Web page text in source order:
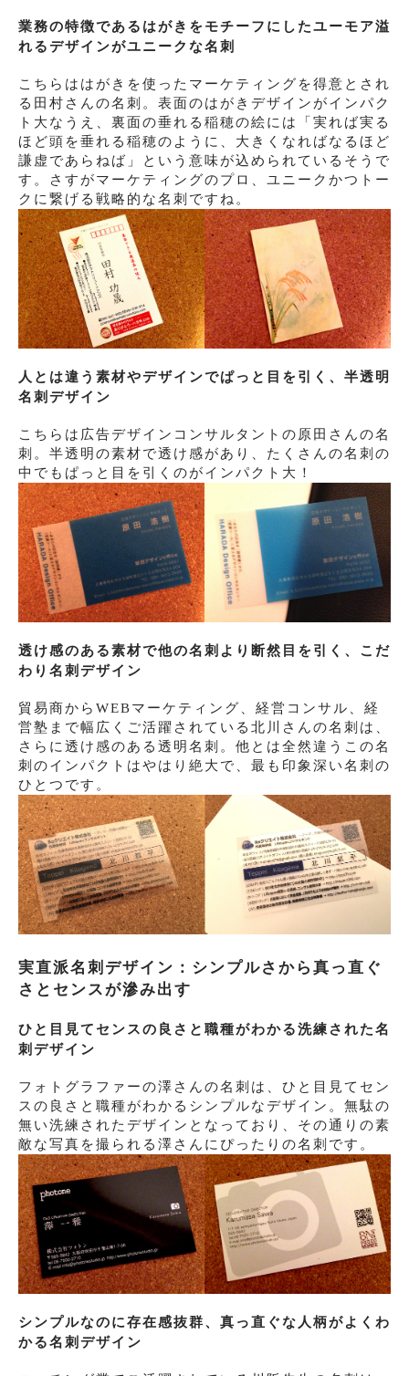
業務の特徴であるはがきをモチーフにしたユーモア溢
れるデザインがユニークな名刺
こちらははがきを使ったマーケティングを得意とされ
る田村さんの名刺。表面のはがきデザインがインパク
ト大なうえ、裏面の垂れる稲穂の絵には「実れば実る
ほど頭を垂れる稲穂のように、大きくなればなるほど
謙虚であらねば」という意味が込められているそうで
す。さすがマーケティングのプロ、ユニークかつトー
クに繋げる戦略的な名刺ですね。
人とは違う素材やデザインでぱっと目を引く、半透明
名刺デザイン
こちらは広告デザインコンサルタントの原田さんの名
刺。半透明の素材で透け感があり、たくさんの名刺の
中でもぱっと目を引くのがインパクト大！
透け感のある素材で他の名刺より断然目を引く、こだ
わり名刺デザイン
貿易商からWEBマーケティング、経営コンサル、経
営塾まで幅広くご活躍されている北川さんの名刺は、
さらに透け感のある透明名刺。他とは全然違うこの名
刺のインパクトはやはり絶大で、最も印象深い名刺の
ひとつです。
実直派名刺デザイン：シンプルさから真っ直ぐ
さとセンスが滲み出す
ひと目見てセンスの良さと職種がわかる洗練された名
刺デザイン
フォトグラファーの澤さんの名刺は、ひと目見てセン
スの良さと職種がわかるシンプルなデザイン。無駄の
無い洗練されたデザインとなっており、その通りの素
敵な写真を撮られる澤さんにぴったりの名刺です。
シンプルなのに存在感抜群、真っ直ぐな人柄がよくわ
かる名刺デザイン